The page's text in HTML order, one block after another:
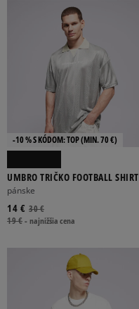
-10 % S KÓDOM: TOP (MIN. 70 €)
UMBRO TRIČKO FOOTBALL SHIRT
pánske
30 €
14 €
19 €-najnižšia cena